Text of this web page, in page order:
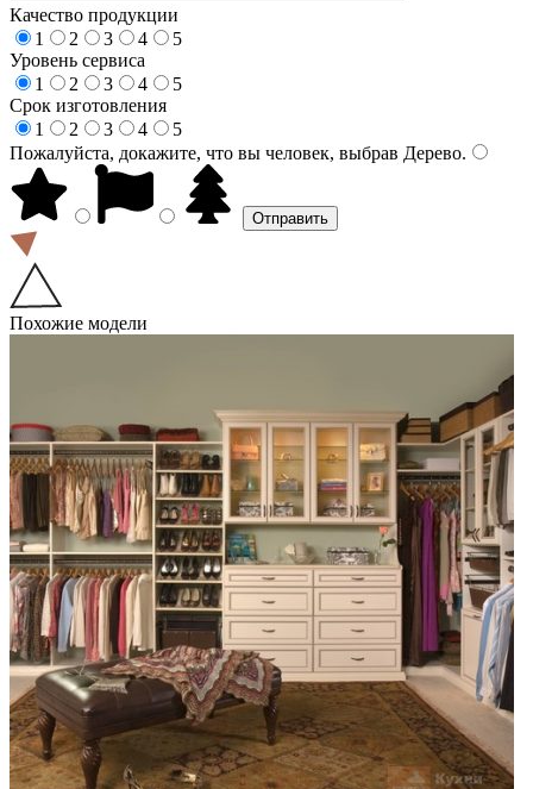
Качество продукции
1
2 3 4
5
Уровень сервиса
1
2 3 4
5
Срок изготовления
1
2 3 4
5
Пожалуйста, докажите, что вы человек, выбрав Дерево.
Похожие модели